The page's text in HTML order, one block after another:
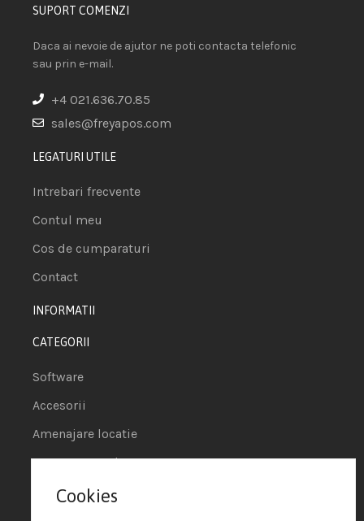
SUPORT COMENZI
Daca ai nevoie de ajutor ne poti contacta telefonic
sau prin e-mail.
+4 021.636.70.85
sales@freyapos.com
LEGATURI UTILE
Intrebari frecvente
Contul meu
Cos de cumparaturi
Contact
INFORMATII
CATEGORII
Software
Accesorii
Amenajare locatie
POS - Puncte de vanzare
Termeni si conditii
Cookies